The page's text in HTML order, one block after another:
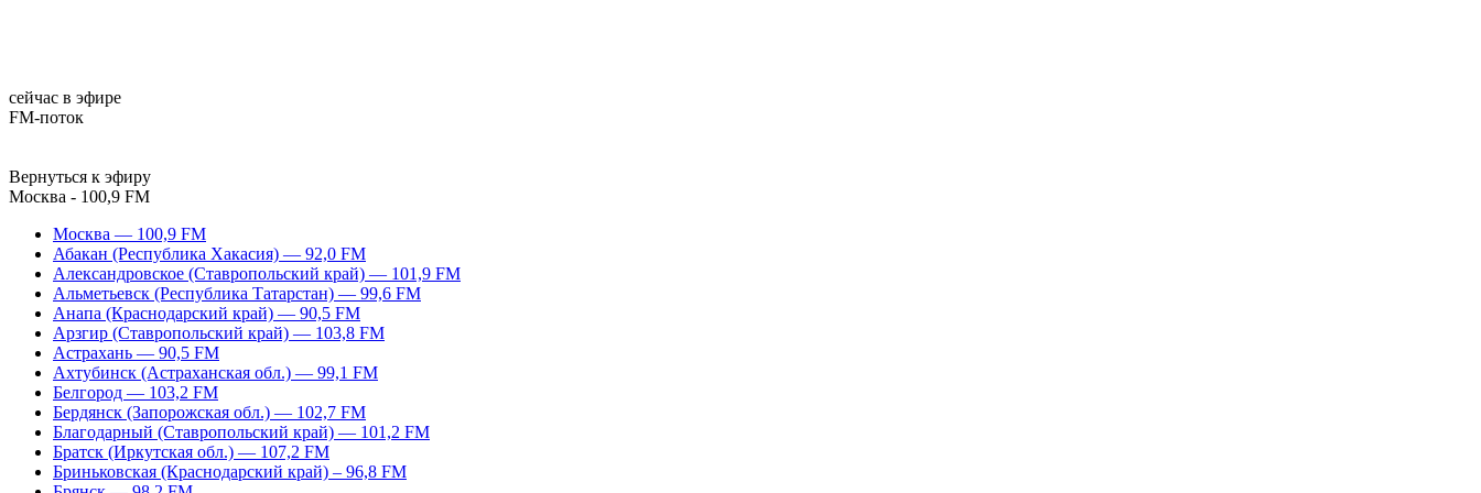
сейчас в эфире
FM-поток
Вернуться к эфиру
Москва - 100,9 FM
Москва — 100,9 FM
Абакан (Республика Хакасия) — 92,0 FM
Александровское (Ставропольский край) — 101,9 FM
Альметьевск (Республика Татарстан) — 99,6 FM
Анапа (Краснодарский край) — 90,5 FM
Арзгир (Ставропольский край) — 103,8 FM
Астрахань — 90,5 FM
Ахтубинск (Астраханская обл.) — 99,1 FM
Белгород — 103,2 FM
Бердянск (Запорожская обл.) — 102,7 FM
Благодарный (Ставропольский край) — 101,2 FM
Братск (Иркутская обл.) — 107,2 FM
Бриньковская (Краснодарский край) – 96,8 FM